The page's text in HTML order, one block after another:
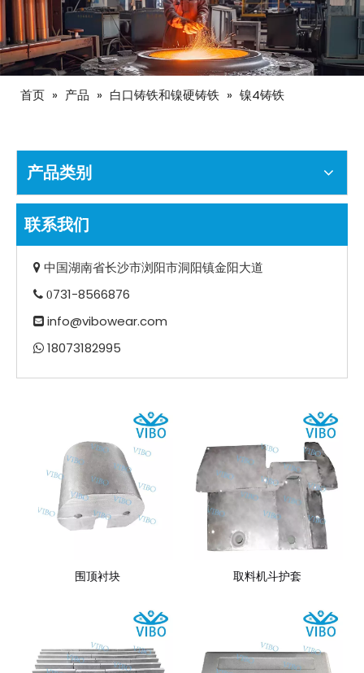
首页 » 产品 » 白口铸铁和镍硬铸铁 » 镍4铸铁
产品类别
联系我们
 中国湖南省长沙市浏阳市洞阳镇金阳大道
 0731-8566876
 info@vibowear.com
 18073182995
围顶衬块 取料机斗护套